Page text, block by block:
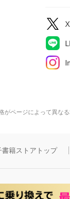
ページによって異な
籍ストアトップ